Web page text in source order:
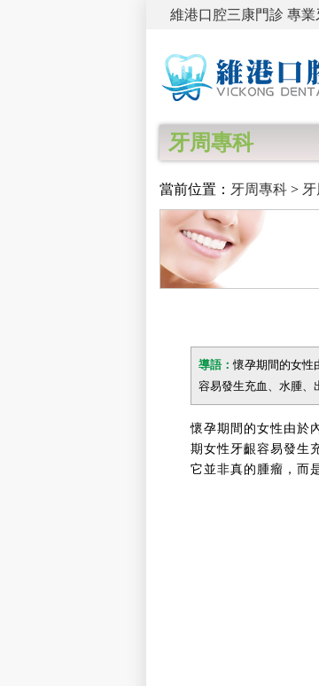
維港口腔三康門診 專業
牙周專科
當前位置： 牙周專科 >
導語：懷孕期間的女性
容易發生充血、水腫、
懷孕期間的女性由於
期女性牙齦容易發生
它並非真的腫瘤，而